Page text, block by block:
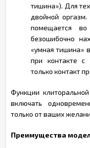
тишина»). Для
двойной
помещается
безошибочно
«умная тишина»
при контакте с
только контакт
Функции
включать
только от ваших
Преимущества